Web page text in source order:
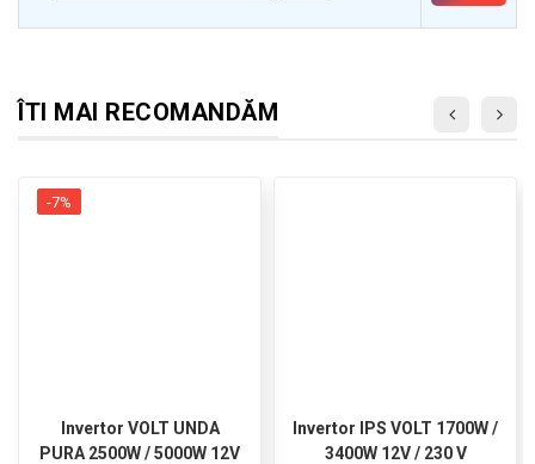
ÎTI MAI RECOMANDĂM
Invertor VOLT UNDA
PURA 2500W / 5000W 12V
-7%
Invertor IPS VOLT 1700W /
3400W 12V / 230 V